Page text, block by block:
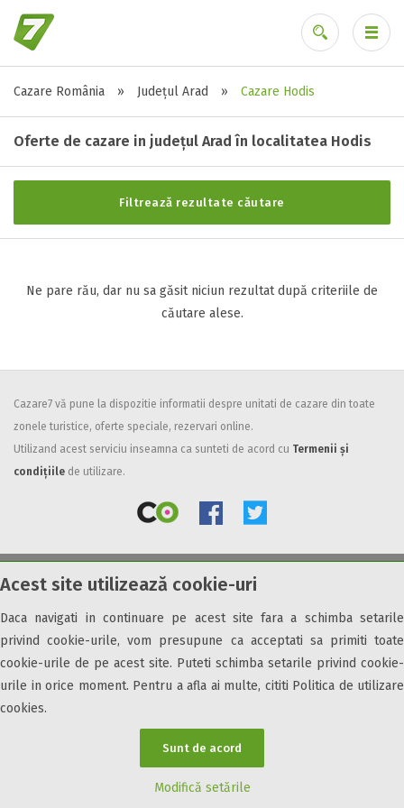
Acest site utilizează cookie-uri
Daca navigati in continuare pe acest site fara a schimba setarile
privind cookie-urile, vom presupune ca acceptati sa primiti toate
cookie-urile de pe acest site. Puteti schimba setarile privind cookie-
urile in orice moment. Pentru a afla ai multe, cititi Politica de utilizare
cookies.
Sunt de acord
Modifică setările
Cazare România » Județul Arad » Cazare Hodis
Oferte de cazare in județul Arad în localitatea Hodis
Filtrează rezultate căutare
Stele / margarete
Neclasificat
2 stele / margarete
3 stele / margarete
Facilități
Internet wireless
All inclusive
Pensiune completa
Demipensiune
Mic dejun
Accepta animale
Accepta voucher vacanta
Acces persoane cu dizabilități
Ne pare rău, dar nu sa găsit niciun rezultat după criteriile de
căutare alese.
Cazare7 vă pune la dispozitie informatii despre unitati de cazare din toate
zonele turistice, oferte speciale, rezervari online.
Utilizand acest serviciu inseamna ca sunteti de acord cu Termenii și
condițiile de utilizare.
© 2026 Cazare7. Toate drepturile rezervate.
Obiective turistice Informații utile Parteneri Cazare7 Harta Cazare7